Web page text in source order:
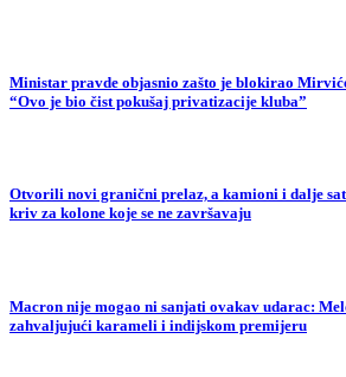
Ministar pravde objasnio zašto je blokirao
“Ovo je bio čist pokušaj privatizacije kluba”
Otvorili novi granični prelaz, a kamioni i dalje
kriv za kolone koje se ne završavaju
Macron nije mogao ni sanjati ovakav udarac:
zahvaljujući karameli i indijskom premijeru